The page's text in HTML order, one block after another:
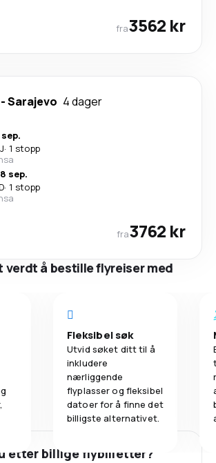
fra3562 kr
-Sarajevo 4 dager
· 1 stopp
sep.
· 1 stopp
fra3762 kr
verdt å bestille flyreiser med
Fleksibel søk
Utvid søket ditt til å
inkludere
nærliggende
flyplasser og fleksibel
datoer for å finne det
billigste alternativet.
etter billige flybilletter?